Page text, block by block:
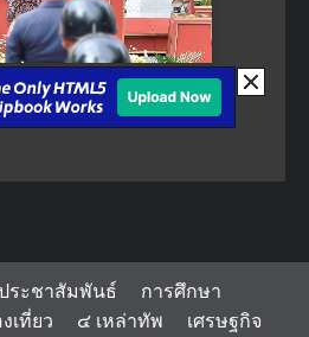
ระชาสัมพันธ์
การศึกษา
เที่ยว ๔ เหล่าทัพ เศรษฐกิจ